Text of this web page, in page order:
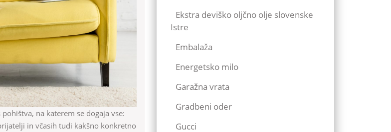
in včasih tudi kakšno konkretno
Ekstra deviško oljčno olje slovenske
Istre
Embalaža
Energetsko milo
Garažna vrata
Gradbeni oder
Gucci